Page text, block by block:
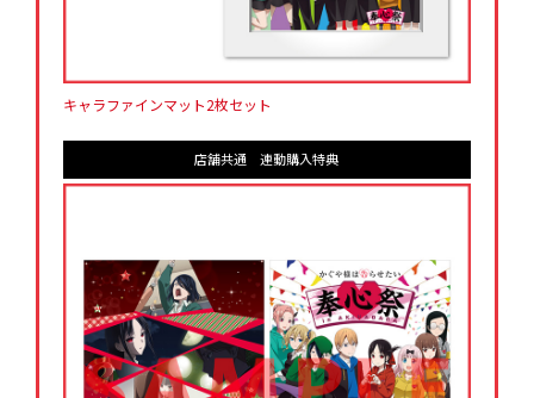
キャラファインマット2枚セット
店舗共通 連動購入特典